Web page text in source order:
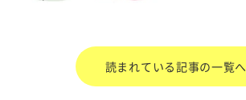
読まれている記事の一覧へ